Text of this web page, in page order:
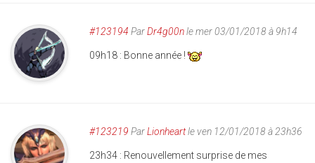
#123194 ParDr4g00nle mer 03/01/2018 à 9h14
09h18 : Bonne année !
#123219 ParLionheartle ven 12/01/2018 à 23h36
23h34 : Renouvellement surprise de mes